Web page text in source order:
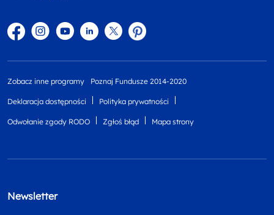
FacebookInstagram
YouTubeLinkedintwitterPinterest
Zobacz inne programy Poznaj Fundusze 2014-2020
Deklaracja dostępności Polityka prywatności
Odwołanie zgody RODO Zgłoś błąd Mapa strony
Newsletter